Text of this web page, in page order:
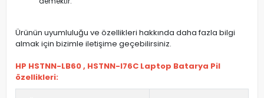
Ürünün uyumluluğu ve özellikleri hakkında daha fazla bilgi
almak için bizimle iletişime geçebilirsiniz.
HP HSTNN-LB60 , HSTNN-I76C Laptop Batarya Pil
özellikleri: